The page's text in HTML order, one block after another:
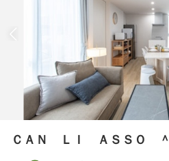
ＣＡＮ ＬＩ ＡＳＳＯ ＾